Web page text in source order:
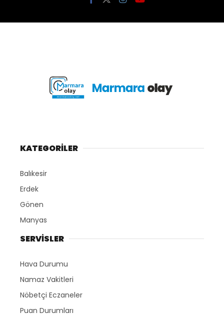
KATEGORİLER
Balıkesir
Erdek
Gönen
Manyas
SERVİSLER
Hava Durumu
Namaz Vakitleri
Nöbetçi Eczaneler
Puan Durumları